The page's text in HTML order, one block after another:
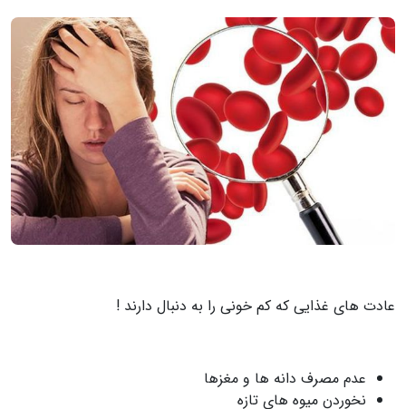
عادت های غذایی که کم خونی را به دنبال دارند !
عدم مصرف دانه ها‌ و مغزها
نخوردن میوه های تازه